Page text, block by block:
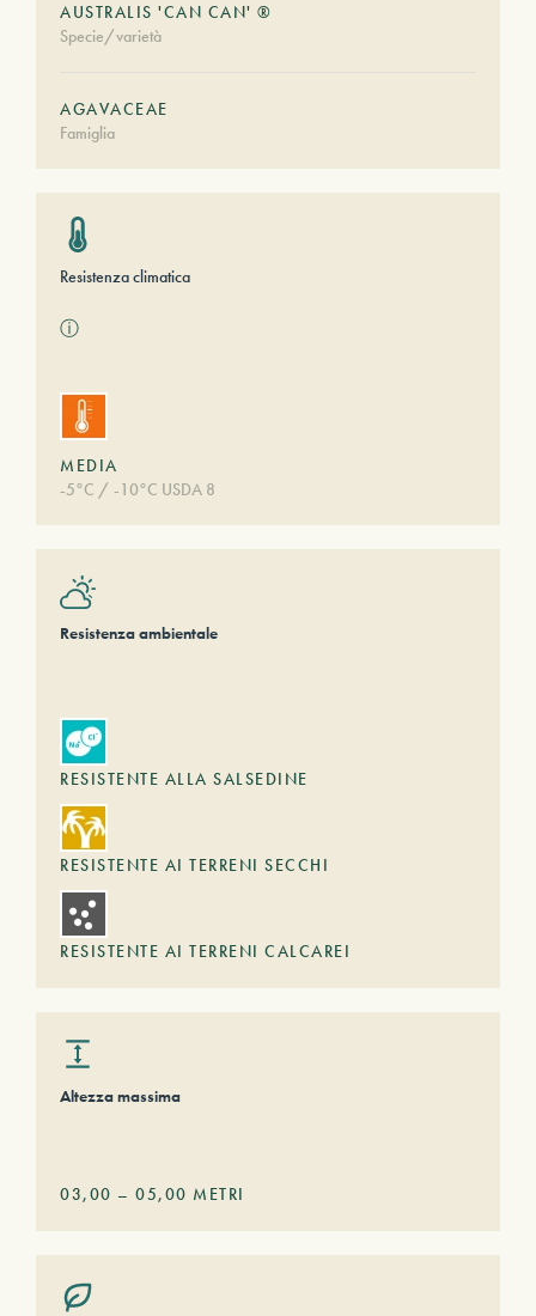
AUSTRALIS 'CAN CAN' ®
Specie/varietà
AGAVACEAE
Famiglia
Resistenza climatica
ⓘ
MEDIA
-5°C / -10°C USDA 8
Resistenza ambientale
RESISTENTE ALLA SALSEDINE
RESISTENTE AI TERRENI SECCHI
RESISTENTE AI TERRENI CALCAREI
Altezza massima
03,00 – 05,00 METRI